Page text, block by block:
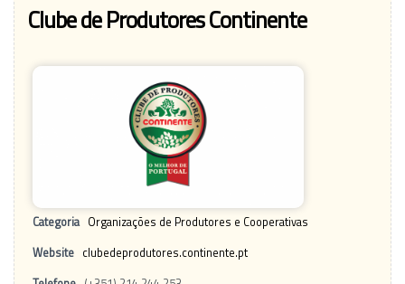
Clube de Produtores Continente
Categoria Organizações de Produtores e Cooperativas
Website clubedeprodutores.continente.pt